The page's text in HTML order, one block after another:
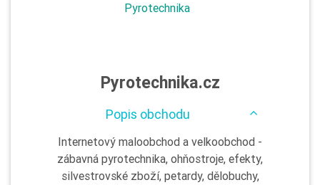
Pyrotechnika
Pyrotechnika.cz
Popis obchodu
Internetový maloobchod a velkoobchod -
zábavná pyrotechnika, ohňostroje, efekty,
silvestrovské zboží, petardy, dělobuchy,